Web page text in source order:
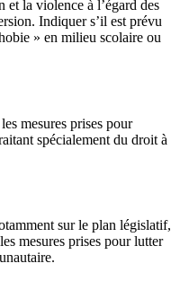
la violence à l’égard des
Indiquer s’il est prévu
» en milieu scolaire ou
mesures prises pour
spécialement du droit à
sur le plan législatif,
mesures prises pour lutter